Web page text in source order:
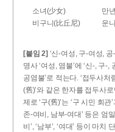
소녀(少女) 만
비구니(比丘尼)
운
[붙임 2] ‘신-여성, 구-여성,
명사 ‘여성, 염불’에 ‘신-, 구-
공염불’로 적는다. ‘접두사처
(舊)’와 같은 한자를 접두사
제로 ‘구(舊)’는 ‘구 시민 회
존­-여비, 남부-­여대’ 등은 엄
비’, ‘남부’, ‘여대’ 등이 마